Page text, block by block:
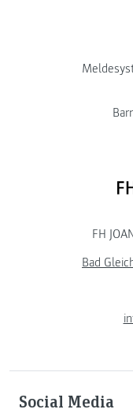
FH
Bad
Social Media